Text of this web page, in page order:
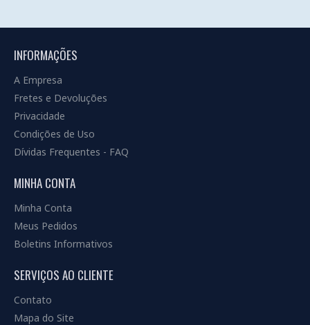
INFORMAÇÕES
A Empresa
Fretes e Devoluções
Privacidade
Condições de Uso
Dívidas Frequentes - FAQ
MINHA CONTA
Minha Conta
Meus Pedidos
Boletins Informativos
SERVIÇOS AO CLIENTE
Contato
Mapa do Site